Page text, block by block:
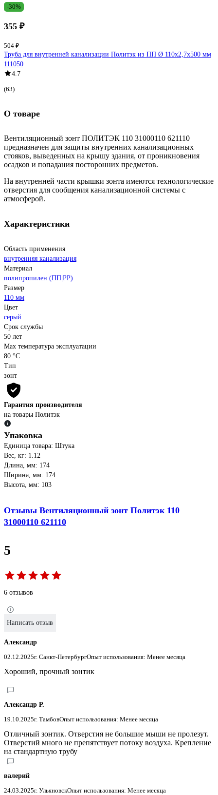
-30%
355 ₽
504 ₽
Труба для внутренней канализации Политэк из ПП Ø 110x2,7x500 мм
111050
4.7
(63)
О товаре
Вентиляционный зонт ПОЛИТЭК 110 31000110 621110
предназначен для защиты внутренних канализационных
стояков, выведенных на крышу здания, от проникновения
осадков и попадания посторонних предметов.
На внутренней части крышки зонта имеются технологические
отверстия для сообщения канализационной системы с
атмосферой.
Характеристики
Область применения
внутренняя канализация
Материал
полипропилен (ПП|PP)
Размер
110 мм
Цвет
серый
Срок службы
50 лет
Max температура эксплуатации
80 °С
Тип
зонт
Гарантия производителя
на товары Политэк
Упаковка
Единица товара: Штука
Вес, кг: 1.12
Длина, мм: 174
Ширина, мм: 174
Высота, мм: 103
Отзывы Вентиляционный зонт Политэк 110
31000110 621110
5
6 отзывов
Написать отзыв
Александр
02.12.2025г. Санкт-ПетербургОпыт использования: Менее месяца
Хороший, прочный зонтик
Александр Р.
19.10.2025г. ТамбовОпыт использования: Менее месяца
Отличный зонтик. Отверстия не большие мыши не пролезут.
Отверстий много не препятствует потоку воздуха. Крепление
на стандартную трубу
валерий
24.03.2025г. УльяновскОпыт использования: Менее месяца